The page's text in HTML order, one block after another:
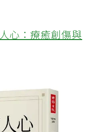
心：療癒創傷與